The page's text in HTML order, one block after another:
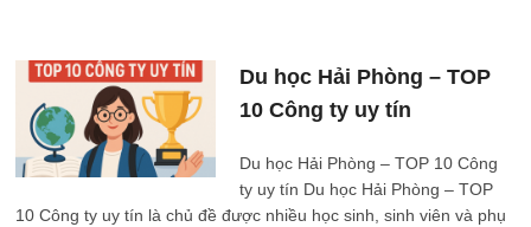
Phòng
TOP
10
Công
ty
tín
Du học Hải Phòng – TOP
10 Công ty uy tín
Du học Hải Phòng – TOP 10 Công
ty uy tín Du học Hải Phòng – TOP
10 Công ty uy tín là chủ đề được nhiều học sinh, sinh viên và phụ